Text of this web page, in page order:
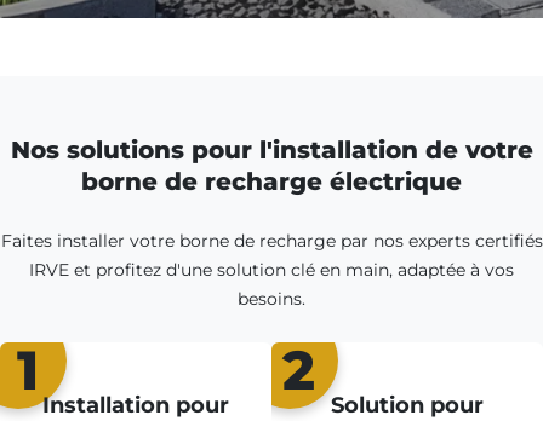
Nos solutions pour l'installation de votre
borne de recharge électrique
Faites installer votre borne de recharge par nos experts certifiés
IRVE et profitez d'une solution clé en main, adaptée à vos
besoins.
1
Installation pour
2
Solution pour